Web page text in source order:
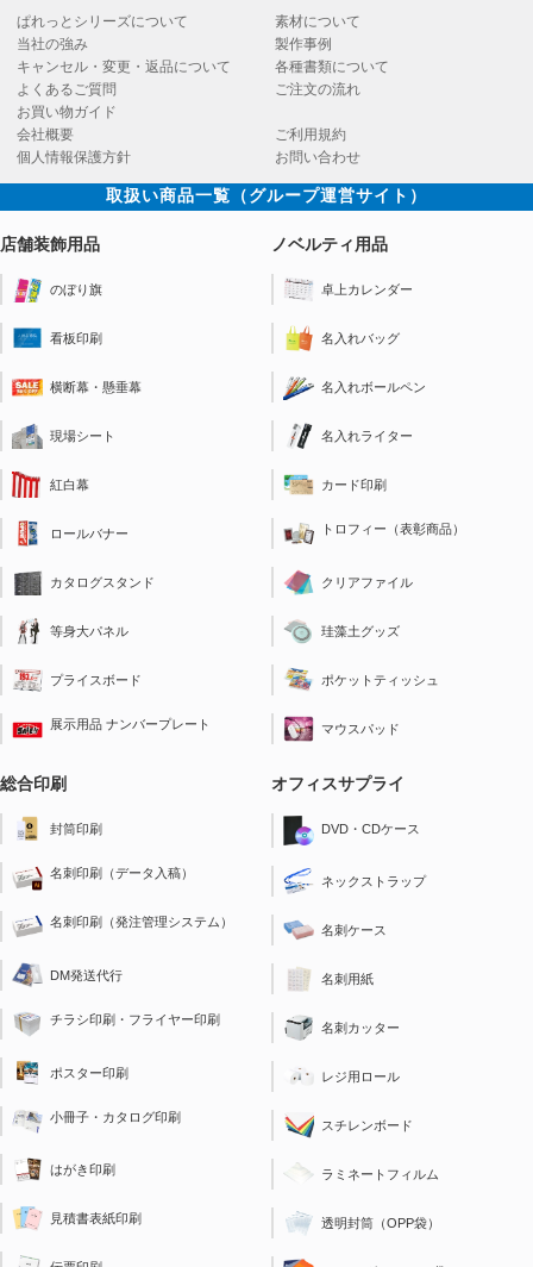
ぱれっとシリーズについて
素材について
当社の強み
製作事例
キャンセル・変更・返品について
各種書類について
よくあるご質問
ご注文の流れ
お買い物ガイド
会社概要
ご利用規約
個人情報保護方針
お問い合わせ
取扱い商品一覧（グループ運営サイト）
店舗装飾用品
のぼり旗
看板印刷
横断幕・懸垂幕
現場シート
紅白幕
ロールバナー
カタログスタンド
等身大パネル
プライスボード
展示用品 ナンバープレート
ノベルティ用品
卓上カレンダー
名入れバッグ
名入れボールペン
名入れライター
カード印刷
トロフィー（表彰商品）
クリアファイル
珪藻土グッズ
ポケットティッシュ
マウスパッド
総合印刷
封筒印刷
名刺印刷（データ入稿）
名刺印刷（発注管理システム）
DM発送代行
チラシ印刷・フライヤー印刷
ポスター印刷
小冊子・カタログ印刷
はがき印刷
見積書表紙印刷
オフィスサプライ
DVD・CDケース
ネックストラップ
名刺ケース
名刺用紙
名刺カッター
レジ用ロール
スチレンボード
ラミネートフィルム
透明封筒（OPP袋）